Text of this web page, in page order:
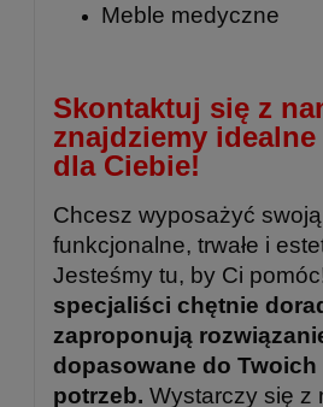
Meble medyczne
Skontaktuj się z
znajdziemy
dla Ciebie!
Chcesz wyposażyć
funkcjonalne, trwałe i
Jesteśmy tu, by Ci
specjaliści chętnie
zaproponują
dopasowane do Twoich
potrzeb. Wystarczy się z